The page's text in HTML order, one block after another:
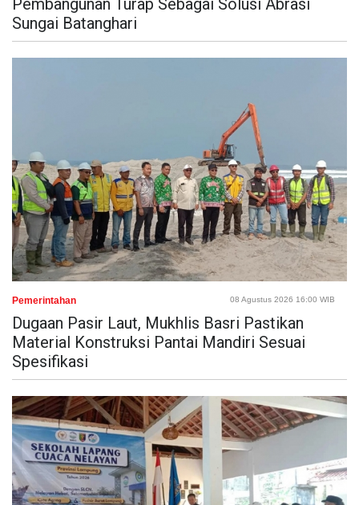
Pembangunan Turap Sebagai Solusi Abrasi
Sungai Batanghari
Pemerintahan 08 Agustus 2026 16:00 WIB
Dugaan Pasir Laut, Mukhlis Basri Pastikan
Material Konstruksi Pantai Mandiri Sesuai
Spesifikasi